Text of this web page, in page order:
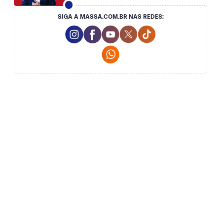
SIGA A MASSA.COM.BR NAS REDES:
Instagram Social Media
Facebook Social Media
Youtube Social Media
Twitter Social Media
Tiktok Social